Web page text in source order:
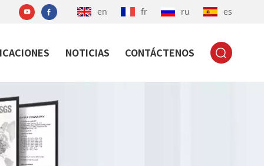
en fr ru es
NOTICIAS CONTÁCTENOS